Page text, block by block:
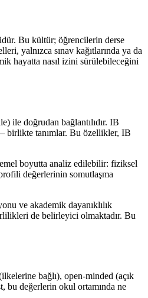
Bu kültür; öğrencilerin derse
yalnızca sınav kağıtlarında ya da
hayatta nasıl izini sürülebileceğini
ile doğrudan bağlantılıdır. IB
birlikte tanımlar. Bu özellikler, IB
boyutta analiz edilebilir: fiziksel
değerlerinin somutlaşma
ve akademik dayanıklılık
de belirleyici olmaktadır. Bu
bağlı), open-minded (açık
bu değerlerin okul ortamında ne